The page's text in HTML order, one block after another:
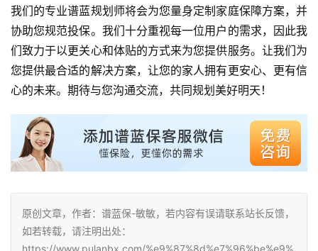
我们的专业谱蓝规划师将会为您量身定制家庭保障方案，并
协助您规范投保。我们十分重视每一位用户的需求，因此我
们致力于以更关心和体贴的方式来为您提供服务。让我们为
您提供最合适的解决方案，让您的家人拥有更安心、更有信
心的未来。期待与您沟通交流，共同规划美好明天！
原创文章，作者：谱蓝保-敏敏，若内容有误请联系站长反馈，
如若转载，请注明出处：
https://www.pulanbx.com/%e9%87%8d%e7%96%be%e9%